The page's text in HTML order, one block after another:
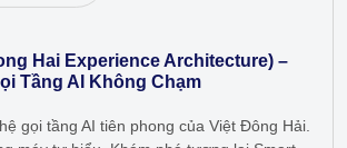
Hai Experience Architecture) –
Tầng AI Không Chạm
gọi tầng AI tiên phong của Việt Đông Hải.